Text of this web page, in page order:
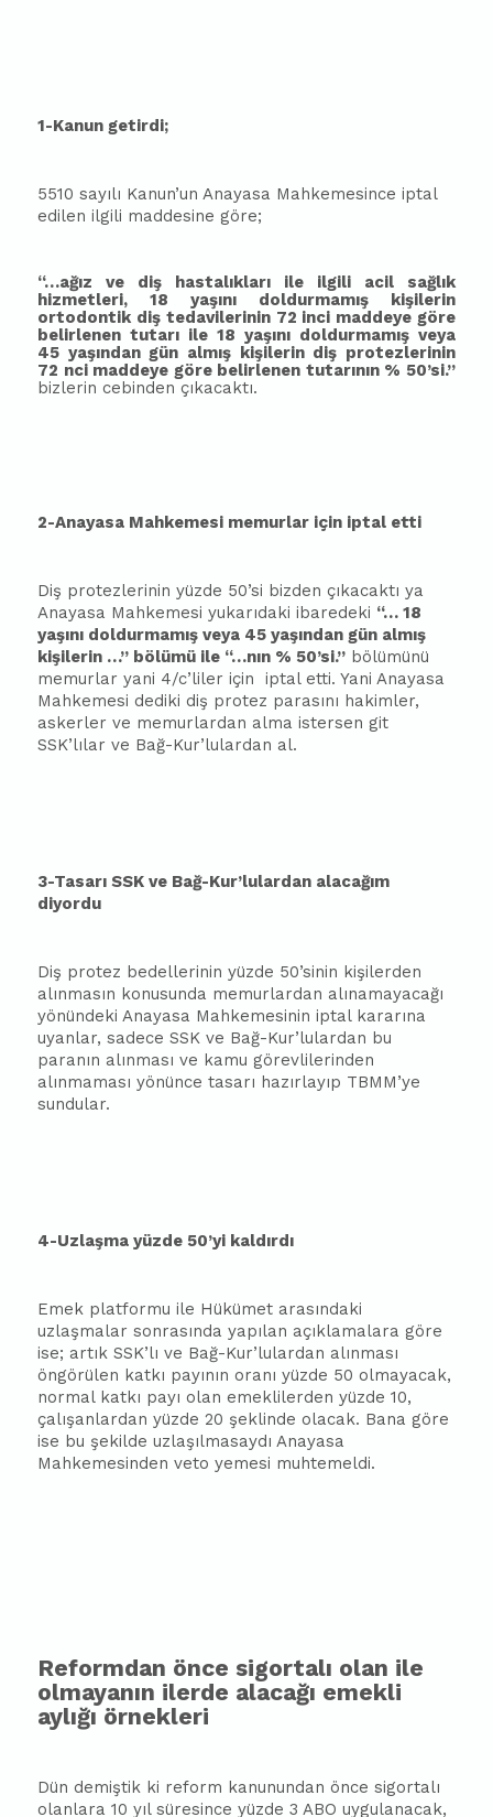
1-Kanun getirdi;
5510 sayılı Kanun’un Anayasa Mahkemesince iptal
edilen ilgili maddesine göre;
“…ağız ve diş hastalıkları ile ilgili acil sağlık
hizmetleri, 18 yaşını doldurmamış kişilerin
ortodontik diş tedavilerinin 72 inci maddeye göre
belirlenen tutarı ile 18 yaşını doldurmamış veya
45 yaşından gün almış kişilerin diş protezlerinin
72 nci maddeye göre belirlenen tutarının % 50’si.”
bizlerin cebinden çıkacaktı.
2-Anayasa Mahkemesi memurlar için iptal etti
Diş protezlerinin yüzde 50’si bizden çıkacaktı ya
Anayasa Mahkemesi yukarıdaki ibaredeki “… 18
yaşını doldurmamış veya 45 yaşından gün almış
kişilerin …” bölümü ile “…nın % 50’si.” bölümünü
memurlar yani 4/c’liler için
iptal etti. Yani Anayasa
Mahkemesi dediki diş protez parasını hakimler,
askerler ve memurlardan alma istersen git
SSK’lılar ve Bağ-Kur’lulardan al.
3-Tasarı SSK ve Bağ-Kur’lulardan alacağım
diyordu
Diş protez bedellerinin yüzde 50’sinin kişilerden
alınmasın konusunda memurlardan alınamayacağı
yönündeki Anayasa Mahkemesinin iptal kararına
uyanlar, sadece SSK ve Bağ-Kur’lulardan bu
paranın alınması ve kamu görevlilerinden
alınmaması yönünce tasarı hazırlayıp TBMM’ye
sundular.
4-Uzlaşma yüzde 50’yi kaldırdı
Emek platformu ile Hükümet arasındaki
uzlaşmalar sonrasında yapılan açıklamalara göre
ise; artık SSK’lı ve Bağ-Kur’lulardan alınması
öngörülen katkı payının oranı yüzde 50 olmayacak,
normal katkı payı olan emeklilerden yüzde 10,
çalışanlardan yüzde 20 şeklinde olacak. Bana göre
ise bu şekilde uzlaşılmasaydı Anayasa
Mahkemesinden veto yemesi muhtemeldi.
Reformdan önce sigortalı olan ile
olmayanın ilerde alacağı emekli
aylığı örnekleri
Dün demiştik ki reform kanunundan önce sigortalı
olanlara 10 yıl süresince yüzde 3 ABO uygulanacak,